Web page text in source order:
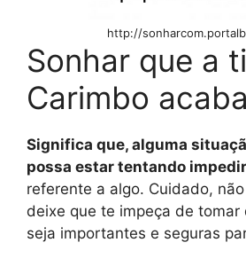
http://
Sonhar que a
Carimbo acaba
Significa que, alguma
possa estar tentando
referente a algo. Cuidado,
deixe que te impeça de tomar
seja importantes e seguras